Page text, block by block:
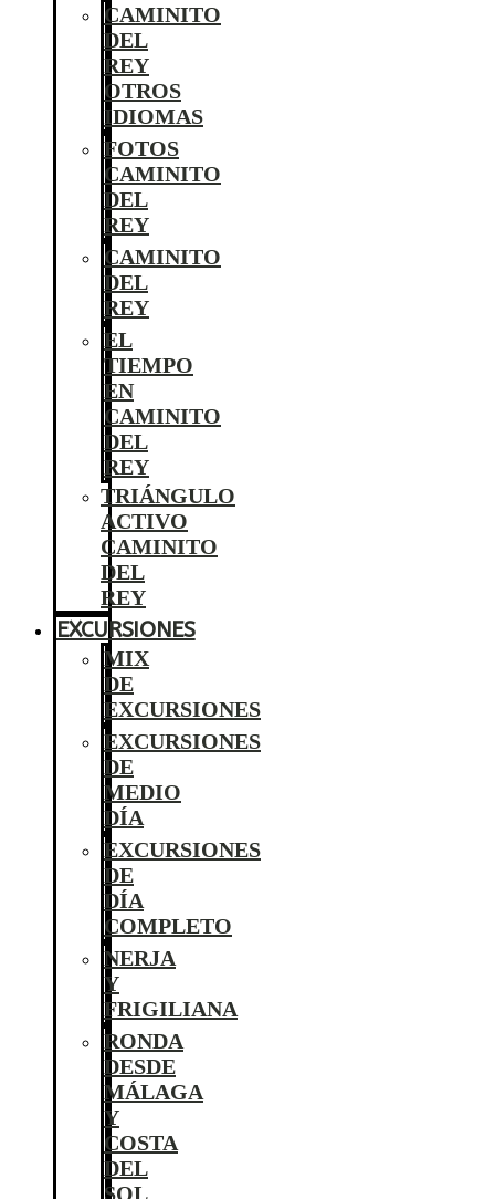
CAMINITO
DEL
REY
OTROS
IDIOMAS
FOTOS
CAMINITO
DEL
REY
CAMINITO
DEL
REY
EL
TIEMPO
EN
CAMINITO
DEL
REY
TRIÁNGULO
ACTIVO
CAMINITO
DEL
REY
EXCURSIONES
MIX
DE
EXCURSIONES
EXCURSIONES
DE
MEDIO
DÍA
EXCURSIONES
DE
DÍA
COMPLETO
NERJA
Y
FRIGILIANA
RONDA
DESDE
MÁLAGA
Y
COSTA
DEL
SOL